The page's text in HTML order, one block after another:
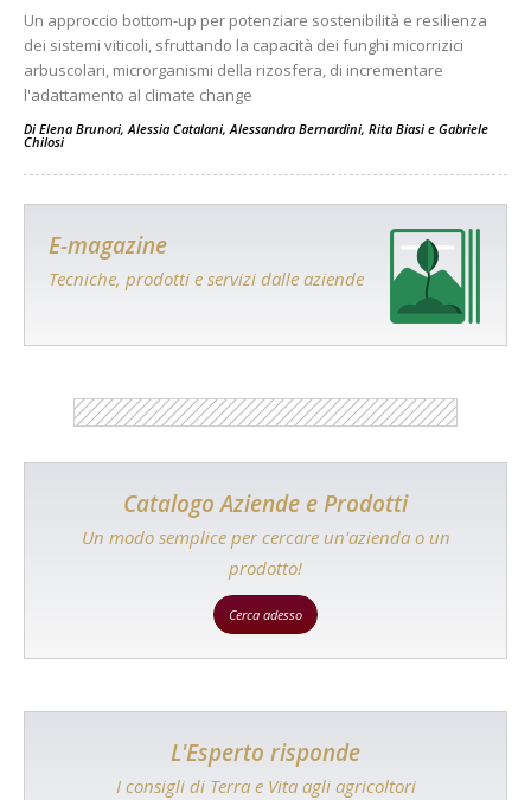
Un approccio bottom-up per potenziare sostenibilità e resilienza
dei sistemi viticoli, sfruttando la capacità dei funghi micorrizici
arbuscolari, microrganismi della rizosfera, di incrementare
l'adattamento al climate change
Di Elena Brunori,Alessia Catalani,Alessandra Bernardini, Rita Biasi e Gabriele
Chilosi
E-magazine
Tecniche, prodotti e servizi dalle aziende
Catalogo Aziende e Prodotti
Un modo semplice per cercare un'azienda o un
prodotto!
Cerca adesso
L'Esperto risponde
I consigli di Terra e Vita agli agricoltori